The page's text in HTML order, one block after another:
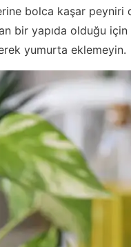
bolca kaşar peyniri
bir yapıda olduğu
yumurta eklemeyin.